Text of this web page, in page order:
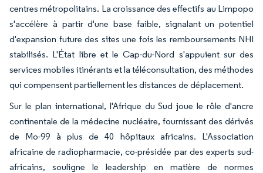
centres métropolitains. La croissance des effectifs au Limpopo
s'accélère à partir d'une base faible, signalant un potentiel
d'expansion future des sites une fois les remboursements NHI
stabilisés. L'État libre et le Cap-du-Nord s'appuient sur des
services mobiles itinérants et la téléconsultation, des méthodes
qui compensent partiellement les distances de déplacement.
Sur le plan international, l'Afrique du Sud joue le rôle d'ancre
continentale de la médecine nucléaire, fournissant des dérivés
de Mo-99 à plus de 40 hôpitaux africains. L'Association
africaine de radiopharmacie, co-présidée par des experts sud-
africains, souligne le leadership en matière de normes